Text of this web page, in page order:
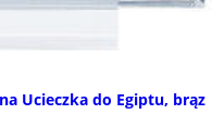
Ucieczka do Egiptu, brąz